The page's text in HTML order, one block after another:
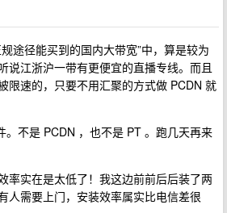
途径能买到的国内大带宽”中，算是较为
说江浙沪一带有更便宜的直播专线。而且
限速的，只要不用汇聚的方式做 PCDN 就
。不是 PCDN ，也不是 PT 。跑几天再来
率实在是太低了！我这边前前后后装了两
人需要上门，安装效率属实比电信差很